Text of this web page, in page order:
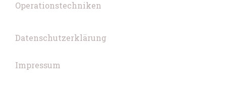
Operationstechniken
Datenschutzerklärung
Impressum